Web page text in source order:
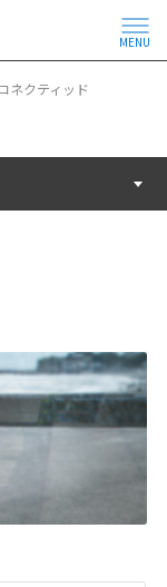
MENU
コネクティッド